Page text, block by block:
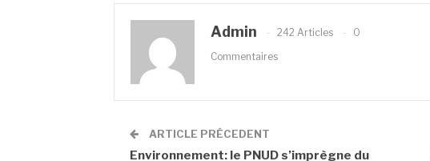
Admin 242 Articles
0
Commentaires
ARTICLE PRÉCEDENT
Environnement: le PNUD s’imprègne du